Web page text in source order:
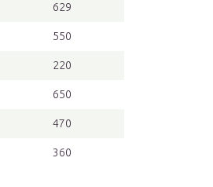
629
550
220
650
470
360